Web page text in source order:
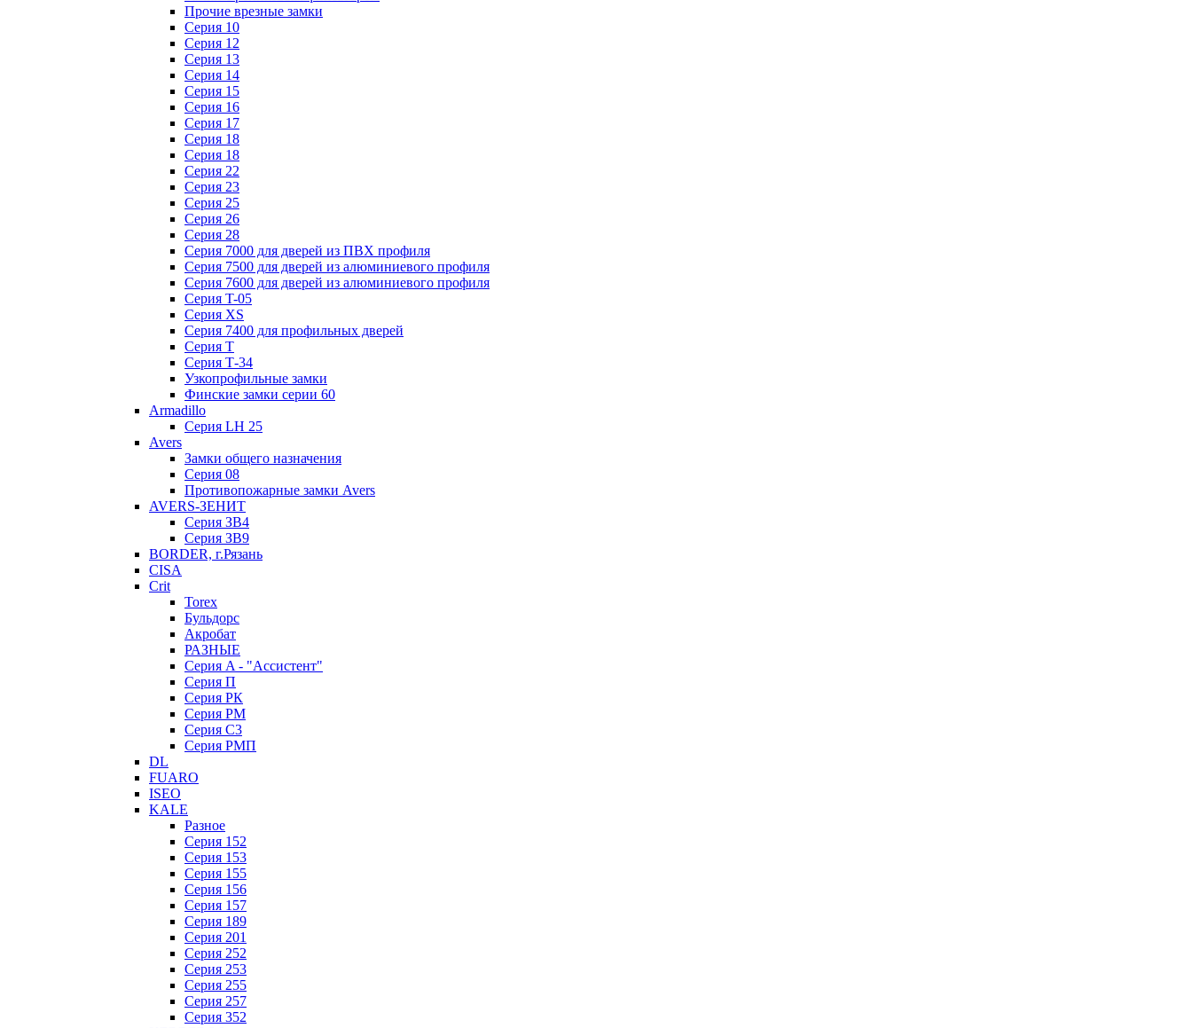
Прочие врезные замки
Серия 10
Серия 12
Серия 13
Серия 14
Серия 15
Серия 16
Серия 17
Серия 18
Серия 18
Серия 22
Серия 23
Серия 25
Серия 26
Серия 28
Серия 7000 для дверей из ПВХ профиля
Серия 7500 для дверей из алюминиевого профиля
Серия 7600 для дверей из алюминиевого профиля
Серия T-05
Серия XS
Серия 7400 для профильных дверей
Серия Т
Серия Т-34
Узкопрофильные замки
Финские замки серии 60
Armadillo
Серия LH 25
Avers
Замки общего назначения
Серия 08
Противопожарные замки Avers
AVERS-ЗЕНИТ
Серия ЗВ4
Серия ЗВ9
BORDER, г.Рязань
CISA
Crit
Torex
Бульдорс
Акробат
РАЗНЫЕ
Серия A - "Ассистент"
Серия П
Серия РК
Серия РМ
Серия С3
Серия РМП
DL
FUARO
ISEO
KALE
Разное
Серия 152
Серия 153
Серия 155
Серия 156
Серия 157
Серия 189
Серия 201
Серия 252
Серия 253
Серия 255
Серия 257
Серия 352